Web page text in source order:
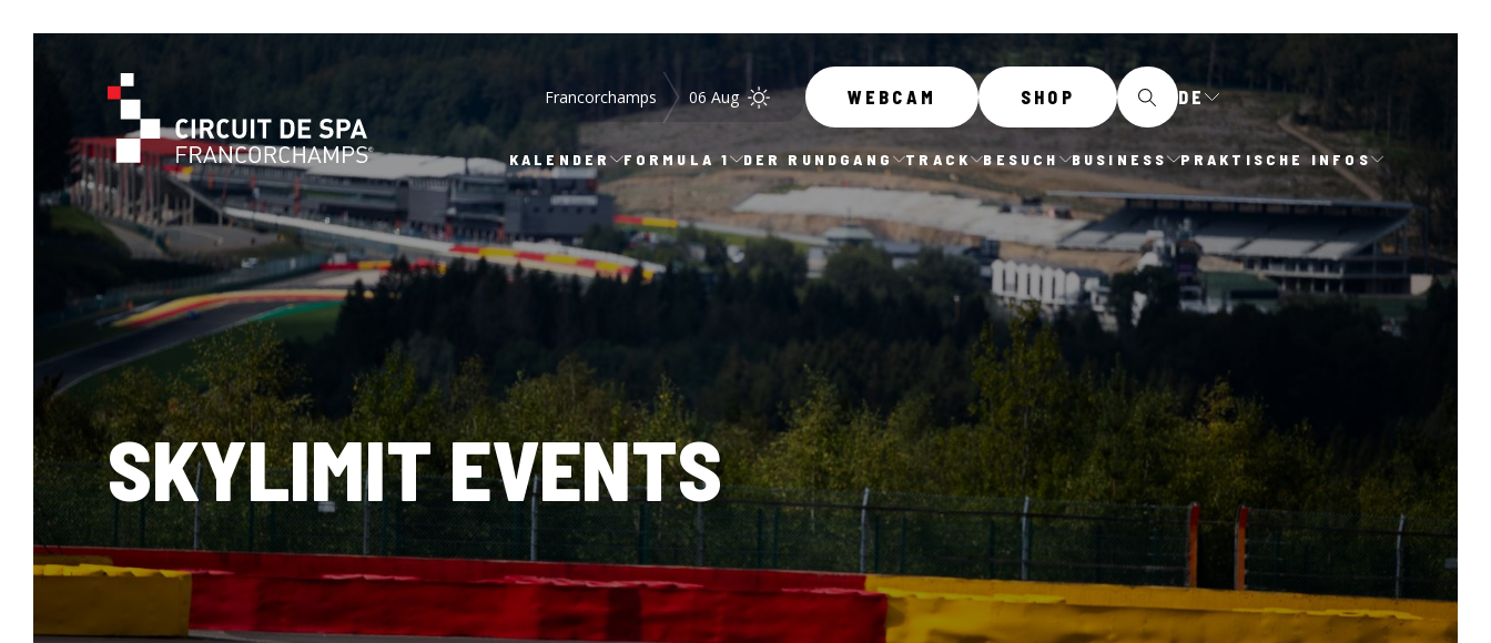
Francorchamps 06 Aug WEBCAM SHOP DE
KALENDER FORMULA 1 DER RUNDGANG TRACK BESUCH BUSINESS PRAKTISCHE INFOS
SKYLIMIT EVENTS